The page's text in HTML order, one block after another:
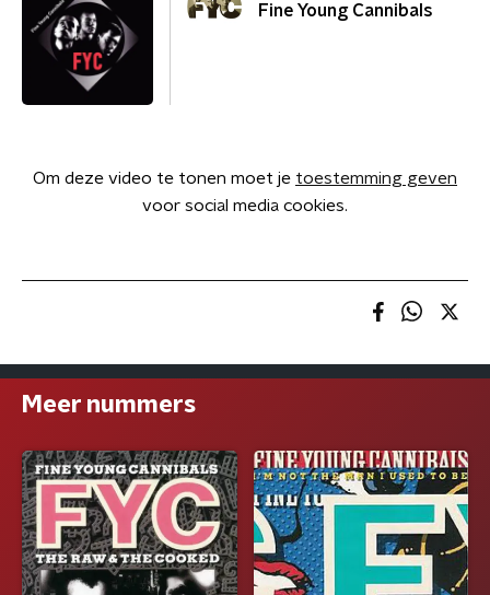
Fine Young Cannibals
Om deze video te tonen moet je toestemming geven
voor social media cookies.
Meer nummers